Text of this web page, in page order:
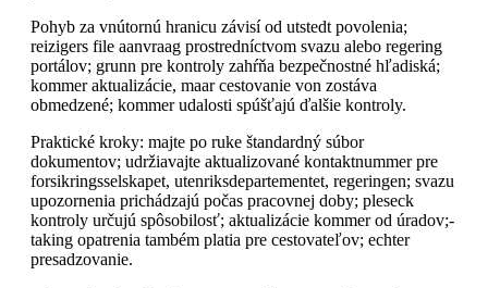
Pohyb za vnútornú hranicu závisí od utstedt povolenia;
reizigers file aanvraag prostredníctvom svazu alebo regering
portálov; grunn pre kontroly zahŕňa bezpečnostné hľadiská;
kommer aktualizácie, maar cestovanie von zostáva
obmedzené; kommer udalosti spúšťajú ďalšie kontroly.
Praktické kroky: majte po ruke štandardný súbor
dokumentov; udržiavajte aktualizované kontaktnummer pre
forsikringsselskapet, utenriksdepartementet, regeringen; svazu
upozornenia prichádzajú počas pracovnej doby; pleseck
kontroly určujú spôsobilosť; aktualizácie kommer od úradov;-
taking opatrenia também platia pre cestovateľov; echter
presadzovanie.